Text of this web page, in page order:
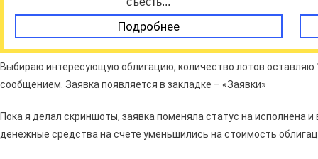
Подробнее
Выбираю интересующую облигацию, количество лотов
сообщением. Заявка появляется в закладке – «Заявки»
Пока я делал скриншоты, заявка поменяла статус на исполнена
денежные средства на счете уменьшились на стоимость